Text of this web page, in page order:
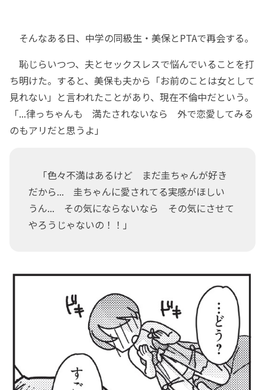
そんなある日、中学の同級生・美保とPTAで再会する。
恥じらいつつ、夫とセックスレスで悩んでいることを打
ち明けた。すると、美保も夫から「お前のことは女として
見れない」と言われたことがあり、現在不倫中だという。
「...律っちゃんも 満たされないなら 外で恋愛してみる
のもアリだと思うよ」
「色々不満はあるけど まだ圭ちゃんが好き
だから... 圭ちゃんに愛されてる実感がほしい
うん... その気にならないなら その気にさせて
やろうじゃないの！！」